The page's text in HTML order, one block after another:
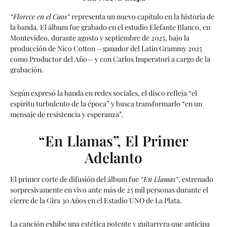
“Florece en el Caos”representa un nuevo capítulo en la historia de
la banda. El álbum fue grabado en el estudio Elefante Blanco, en
Montevideo, durante agosto y septiembre de 2025, bajo la
producción de Nico Cotton —ganador del Latin Grammy 2025
como Productor del Año— y con Carlos Imperatori a cargo de la
grabación.
Según expresó la banda en redes sociales, el disco refleja “el
espíritu turbulento de la época” y busca transformarlo “en un
mensaje de resistencia y esperanza”.
“En Llamas”, El Primer
Adelanto
El primer corte de difusión del álbum fue “En Llamas”, estrenado
sorpresivamente en vivo ante más de 25 mil personas durante el
cierre de la Gira 30 Años en el Estadio UNO de La Plata.
La canción exhibe una estética potente y guitarrera que anticipa